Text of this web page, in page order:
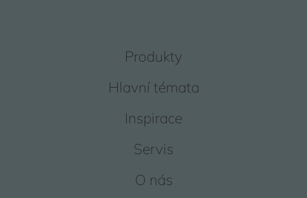
Produkty
Hlavní témata
Inspirace
Servis
O nás